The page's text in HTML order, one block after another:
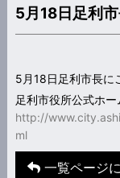
5月18日足利
5月18日足利市長に
足利市役所公式ホ
http://
ml
一覧ページ